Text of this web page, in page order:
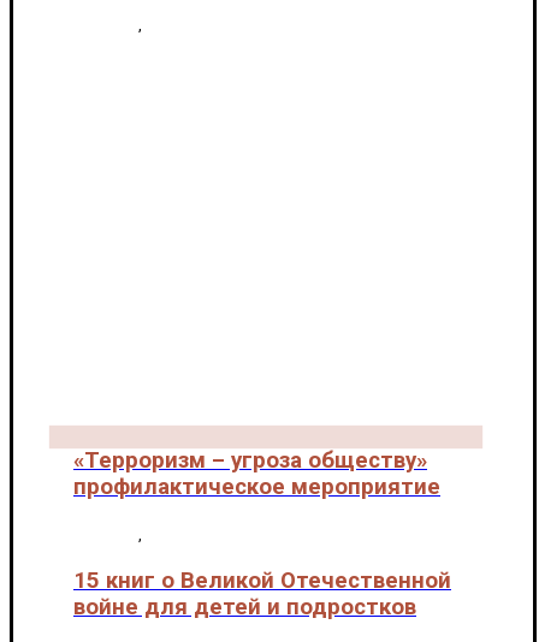
«Терроризм – угроза обществу»
профилактическое мероприятие
,
15 книг о Великой Отечественной
войне для детей и подростков